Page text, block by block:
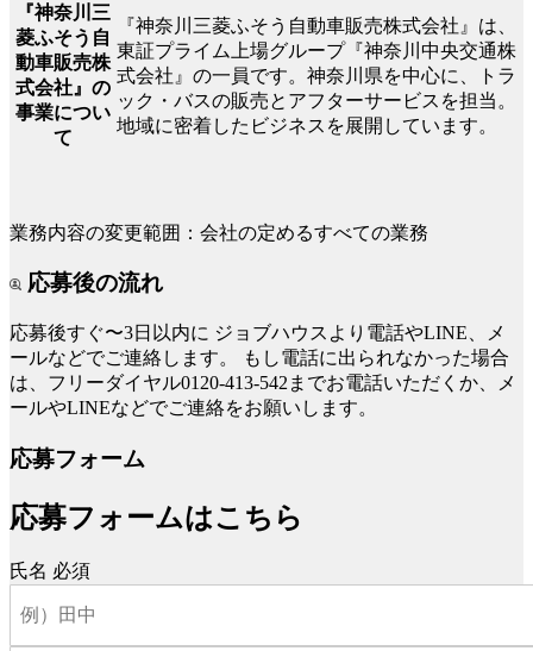
『神奈川三
菱ふそう自
動車販売株
式会社』の
事業につい
て
『神奈川三菱ふそう自動車販売株式会社』は、
東証プライム上場グループ『神奈川中央交通株
式会社』の一員です。神奈川県を中心に、トラ
ック・バスの販売とアフターサービスを担当。
地域に密着したビジネスを展開しています。
業務内容の変更範囲：会社の定めるすべての業務
応募後の流れ
応募後すぐ〜3日以内に ジョブハウスより電話やLINE、メ
ールなどでご連絡します。
もし電話に出られなかった場合
は、フリーダイヤル0120-413-542までお電話いただくか、メ
ールやLINEなどでご連絡をお願いします。
応募フォーム
応募フォームはこちら
氏名 必須